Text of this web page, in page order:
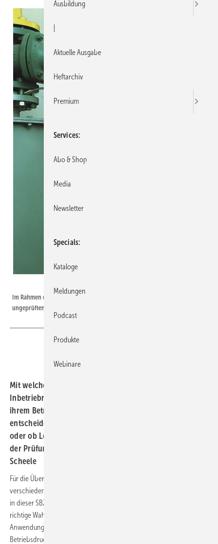
Im Rahmen der Inbetriebnahme von Gas-Installationen werden die bislang
ungeprüften Verbindungsstellen untersucht.
Mit welcher Prüfmethode Gasleitungen im Rahmen der
Inbetriebnahme kontrolliert werden müssen, hängt von
ihrem Betriebszustand ab. Dieser Zustand ist auch
entscheidend dafür, ob die Leitungen dicht sein müssen
oder ob Leckagen toleriert werden. Eine Hilfestellung bei
der Prüfung und der Bewertung gibt dieser Beitrag. Jörg
Scheele
Für die Überprüfung von Gasleitungen stehen insgesamt sechs
verschiedene Methoden zur Verfügung. Sie sind im Beitrag ab Seite 14
in dieser SBZ-Ausgabe beschrieben. Wann welche der Methoden die
richtige Wahl ist und in welchem Fall Prüfmethoden kombiniert zur
Anwendung gebracht werden müssen, hängt von der
Betriebsdruckstufe der Gasleitung ab. Hier wird nach
Ausbildung
Aktuelle Ausgabe
Heftarchiv
Premium
Services
Abo & Shop
Media
Newsletter
Specials
Kataloge
Meldungen
Podcast
Produkte
Webinare